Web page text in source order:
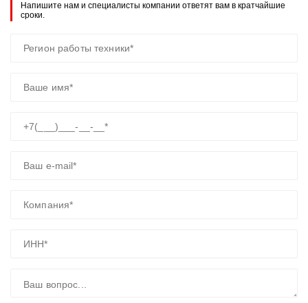
Напишите нам и специалисты компании ответят вам в кратчайшие
сроки.